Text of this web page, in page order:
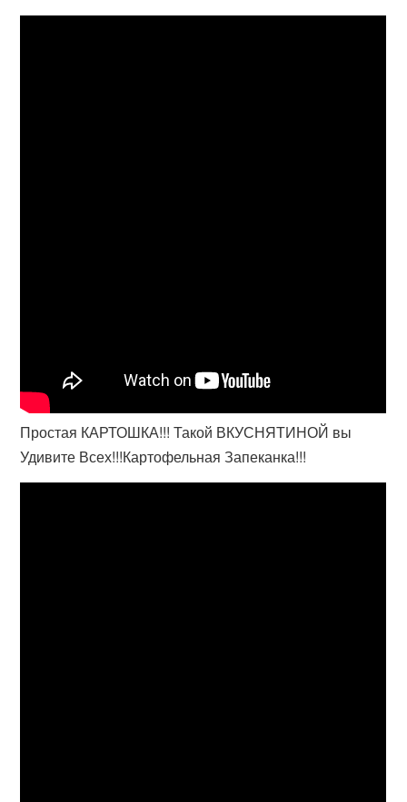
Простая КАРТОШКА!!! Такой ВКУСНЯТИНОЙ вы
Удивите Всех!!!Картофельная Запеканка!!!